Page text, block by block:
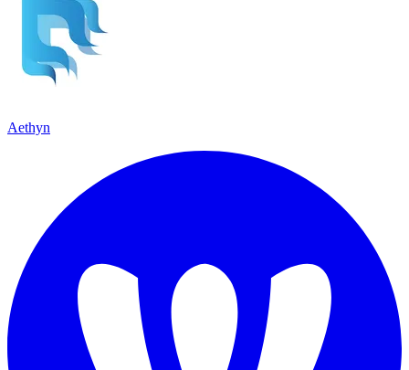
Aethyn